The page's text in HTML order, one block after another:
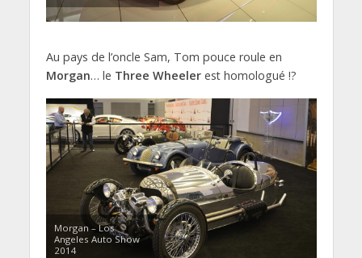
Au pays de l’oncle Sam, Tom pouce roule en
Morgan… le Three Wheelerest homologué !?
Morgan – Los
Angeles Auto Show
2014